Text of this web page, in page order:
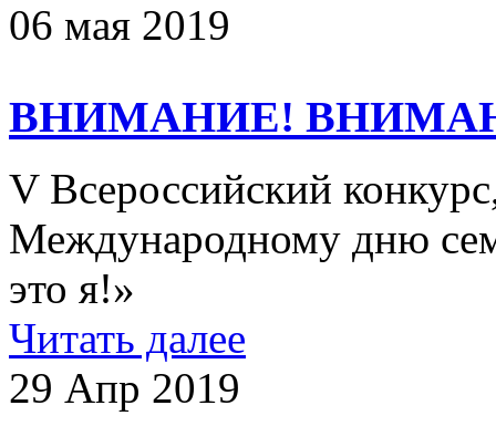
06 мая 2019
ВНИМАНИЕ!
V Всероссийский
Международному дню
это я!»
Читать далее
29 Апр 2019